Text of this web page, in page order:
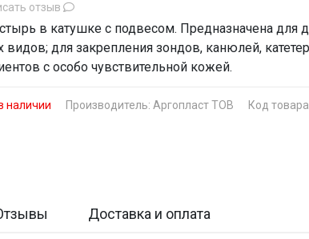
отзыв
в катушке с подвесом. Предназначена для
видов; для закрепления зондов, канюлей,
с особо чувствительной кожей.
наличии Производитель: Аргопласт ТОВ Код
Доставка и оплата